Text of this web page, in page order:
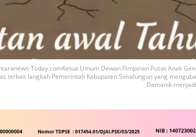
Today.comKetua Umum Dewan Pimpinan Pusat Anak
terkait langkah Pemerintah Kabupaten Simalungun yang
Damanik